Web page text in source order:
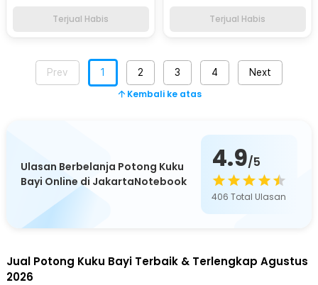
Terjual Habis Terjual Habis
Prev 1 2 3 4 Next
Kembali ke atas
Ulasan Berbelanja Potong Kuku
Bayi Online di JakartaNotebook
4.9/5
406 Total Ulasan
Jual Potong Kuku Bayi Terbaik & Terlengkap Agustus
2026